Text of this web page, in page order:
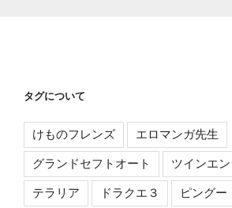
タグについて
けものフレンズ エロマンガ先生
グランドセフトオート ツインエ
テラリア ドラクエ３ ピングー